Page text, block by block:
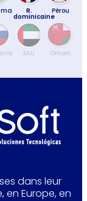
R.
dominicaine
Pérou
EAU Oman
dans leur
en Europe, en